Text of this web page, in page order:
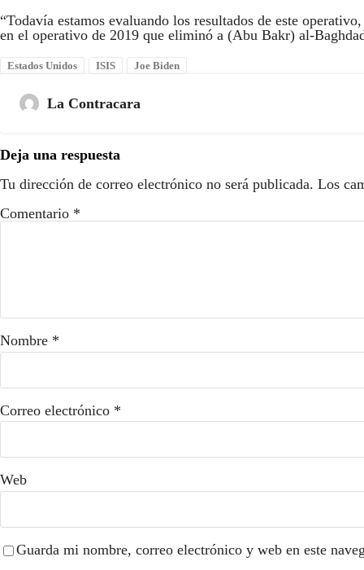
“Todavía estamos evaluando los resultados de este
en el operativo de 2019 que eliminó a (Abu Bakr) al-
Estados Unidos ISIS Joe Biden
La Contracara
Deja una respuesta
Tu dirección de correo electrónico no será publicada. Los
Comentario *
Nombre *
Correo electrónico *
Web
Guarda mi nombre, correo electrónico y web en este